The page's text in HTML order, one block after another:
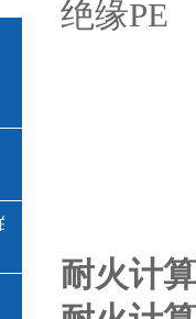
方法是什么
耐火计